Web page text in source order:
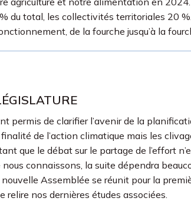
du total, les collectivités territoriales 20
de la fourche jusqu’à la
permis de clarifier l’avenir de la
de l’action climatique mais les
que le débat sur le partage de l’effort
connaissons, la suite dépendra
Assemblée se réunit pour la
relire nos dernières études associées.